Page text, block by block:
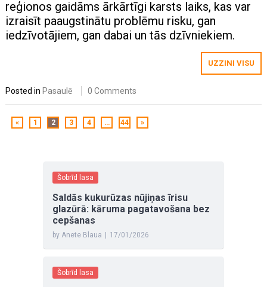
reģionos gaidāms ārkārtīgi karsts laiks, kas var
izraisīt paaugstinātu problēmu risku, gan
iedzīvotājiem, gan dabai un tās dzīvniekiem.
UZZINI VISU
Posted in Pasaulē 0 Comments
« 1 2 3 4 … 44 »
Šobrīd lasa
Saldās kukurūzas nūjiņas īrisu
glazūrā: kāruma pagatavošana bez
cepšanas
by Anete Blaua | 17/01/2026
Šobrīd lasa